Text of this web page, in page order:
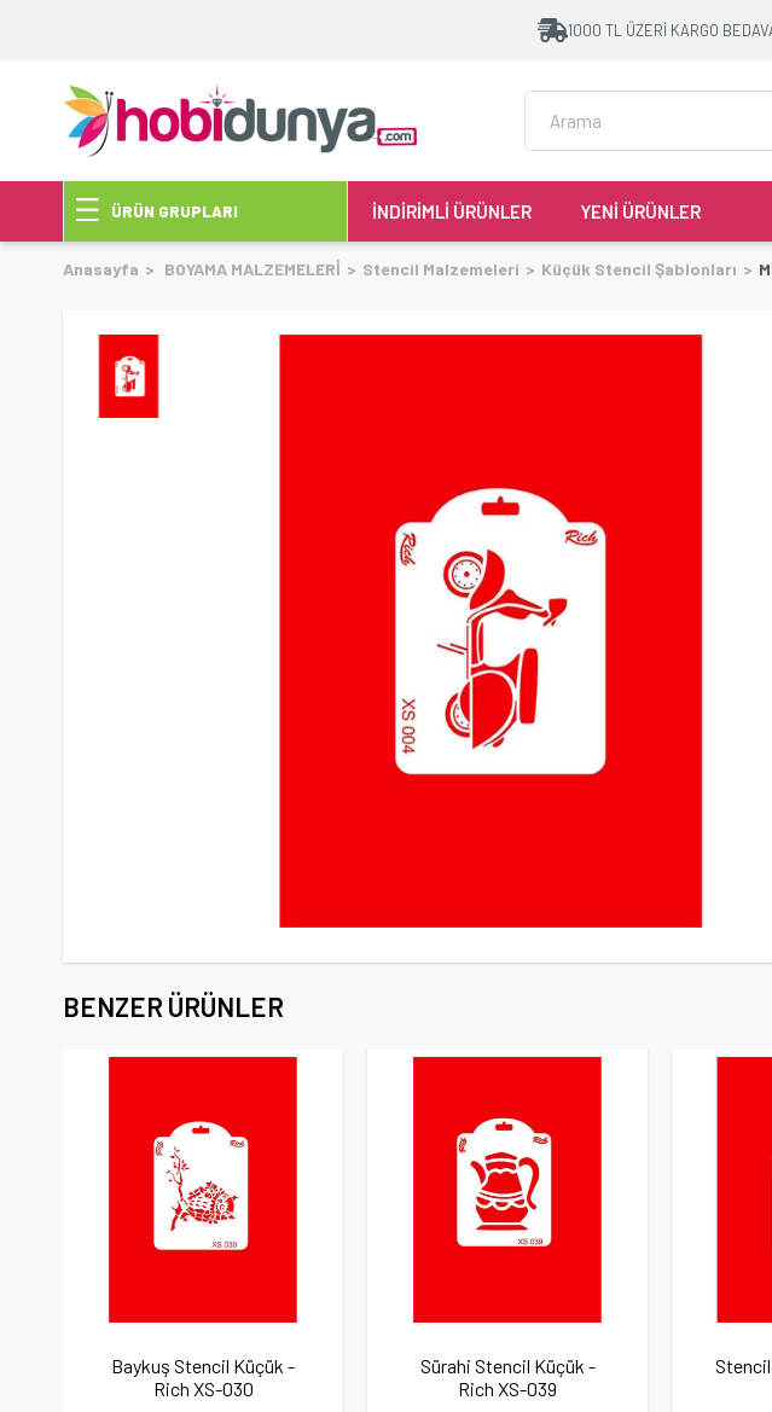
1000 TL ÜZERİ KARGO
ÜRÜN GRUPLARI İNDİRİMLİ ÜRÜNLER YENİ ÜRÜNLER
Anasayfa BOYAMA MALZEMELERİ Stencil Malzemeleri Küçük Stencil Şablonları
BENZER ÜRÜNLER
Baykuş Stencil Küçük -
Rich XS-030
Sürahi Stencil Küçük -
Rich XS-039